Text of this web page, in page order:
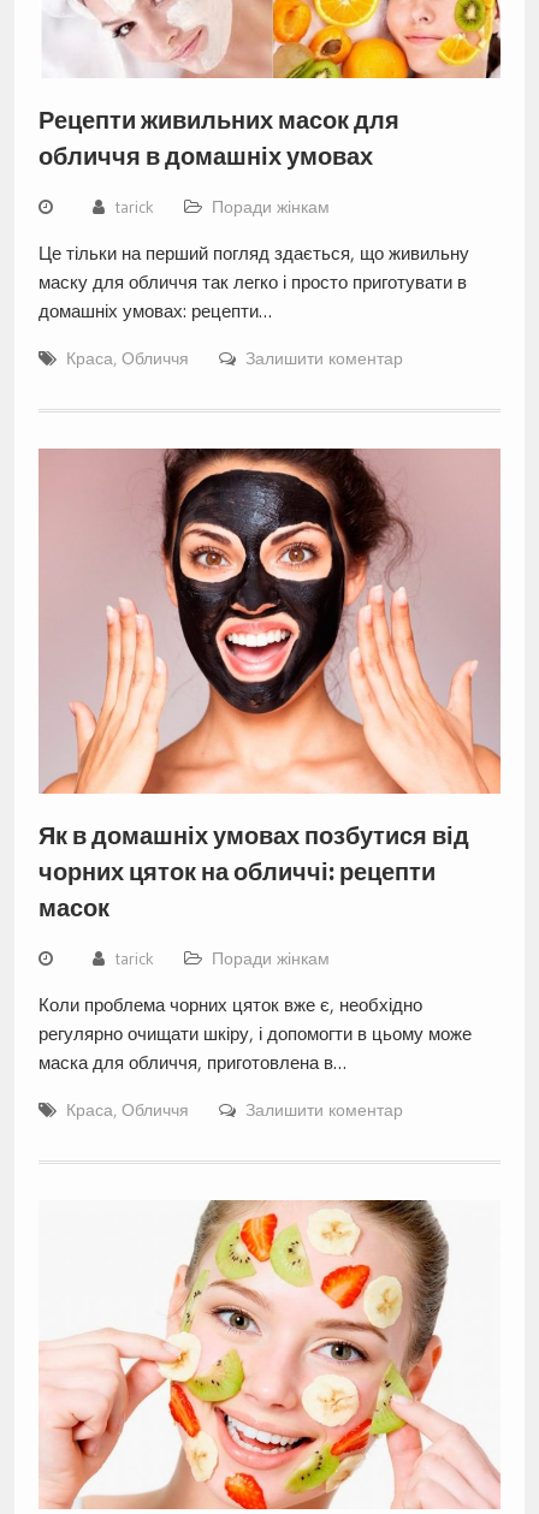
Рецепти живильних масок для
обличчя в домашніх умовах
tarick Поради жінкам
Це тільки на перший погляд здається, що живильну
маску для обличчя так легко і просто приготувати в
домашніх умовах: рецепти…
Краса, Обличчя Залишити коментар
Як в домашніх умовах позбутися від
чорних цяток на обличчі: рецепти
масок
tarick Поради жінкам
Коли проблема чорних цяток вже є, необхідно
регулярно очищати шкіру, і допомогти в цьому може
маска для обличчя, приготовлена в…
Краса, Обличчя Залишити коментар